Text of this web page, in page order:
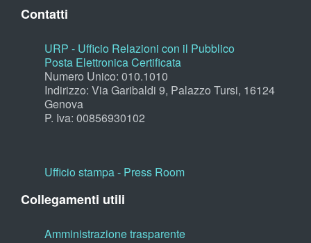
Contatti
URP - Ufficio Relazioni con il Pubblico
Posta Elettronica Certificata
Numero Unico: 010.1010
Indirizzo: Via Garibaldi 9, Palazzo Tursi, 16124
Genova
P. Iva: 00856930102
Ufficio stampa - Press Room
Collegamenti utili
Amministrazione trasparente